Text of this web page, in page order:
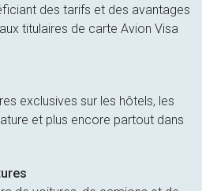
des tarifs et des avantages
titulaires de carte Avion Visa
exclusives sur les hôtels, les
et plus encore partout dans